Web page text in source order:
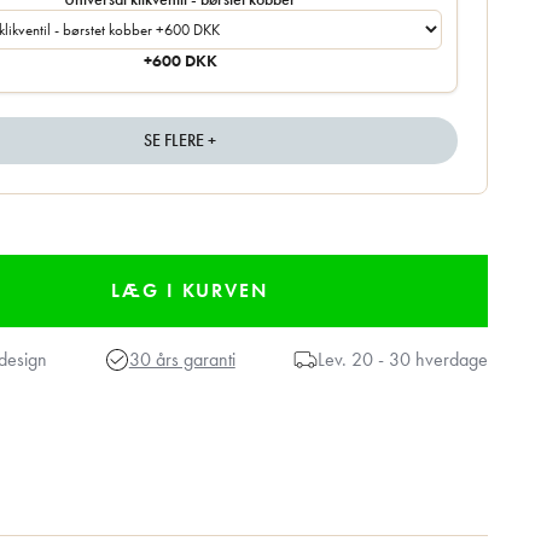
+600 DKK
SE FLERE +
30 års garanti Lev. 20 - 30 hverdage